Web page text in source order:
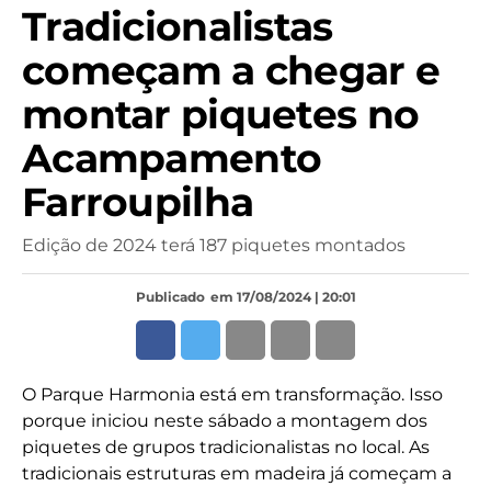
Tradicionalistas
começam a chegar e
montar piquetes no
Acampamento
Farroupilha
Edição de 2024 terá 187 piquetes montados
Publicado em 17/08/2024 | 20:01
O Parque Harmonia está em transformação. Isso
porque iniciou neste sábado a montagem dos
piquetes de grupos tradicionalistas no local. As
tradicionais estruturas em madeira já começam a